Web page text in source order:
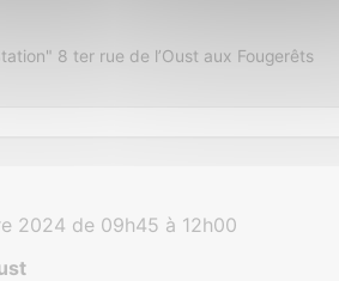
8 ter rue de l’Oust aux Fougerêts
2024 de 09h45 à 12h00